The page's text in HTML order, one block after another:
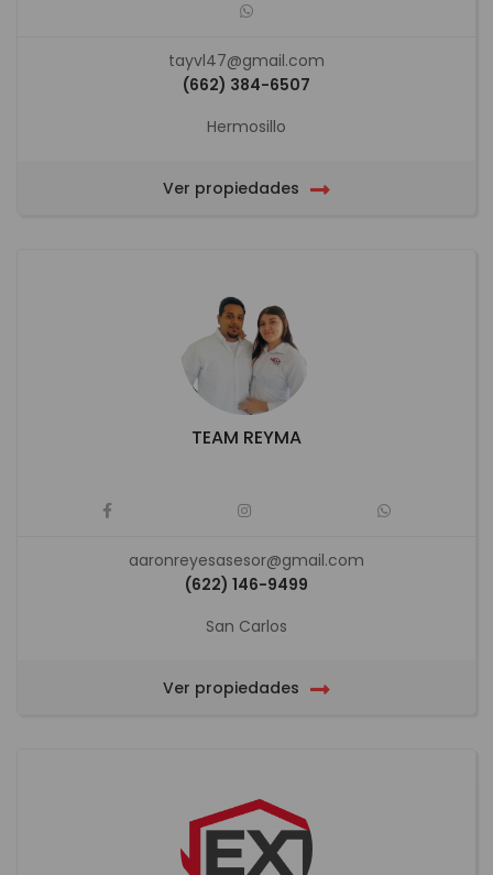
tayvl47@gmail.com
(662) 384-6507
Hermosillo
Ver propiedades
TEAM REYMA
aaronreyesasesor@gmail.com
(622) 146-9499
San Carlos
Ver propiedades